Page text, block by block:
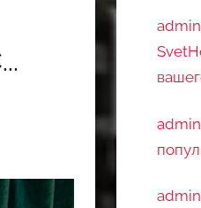
admin
admin
admin